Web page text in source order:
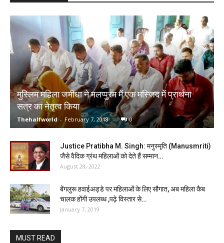
मुस्लिम महिला जमीधा ने मलप्पुरम में एक मस्जिद में प्रार्थना
सत्र का नेतृत्व किया
Thehalfworld - February 7, 2018 0
Justice Pratibha M. Singh: मनुस्मृति (Manusmriti)
जैसे वैदिक ग्रंथ महिलाओं को देते हैं सम्मान…
August 28, 2022
बेंगलुरू हवाईअड्डे पर महिलाओं के लिए सौगात, अब महिला कैब
चालक होंगी उपलब्ध ,पढ़े विस्तार से…
January 7, 2019
MUST READ